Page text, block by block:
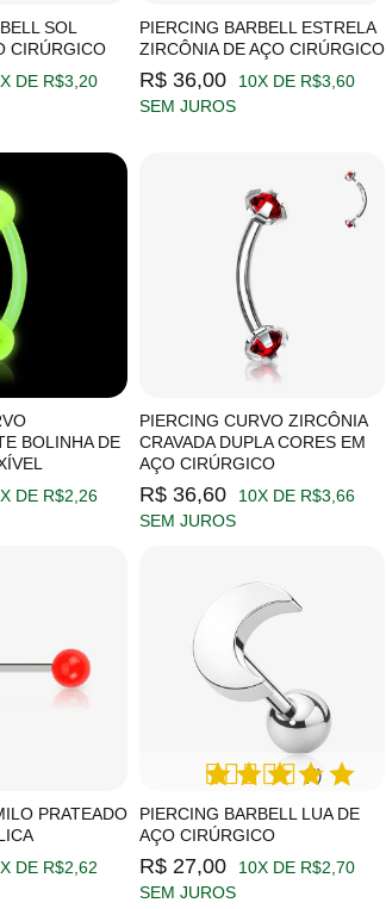
SOL
CIRÚRGICO
DE R$3,20
PIERCING BARBELL ESTRELA
ZIRCÔNIA DE AÇO CIRÚRGICO
R$ 36,00
10X DE R$3,60
SEM JUROS
BOLINHA DE
DE R$2,26
PIERCING CURVO ZIRCÔNIA
CRAVADA DUPLA CORES EM
AÇO CIRÚRGICO
R$ 36,60
10X DE R$3,66
SEM JUROS
PRATEADO
DE R$2,62
PIERCING BARBELL LUA DE
AÇO CIRÚRGICO
(2)
R$ 27,00
10X DE R$2,70
SEM JUROS